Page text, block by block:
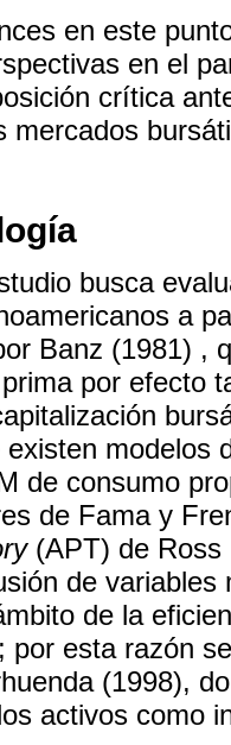
en este
en el
crítica
mercados
busca
a
Banz (1981) ,
por efecto
existen modelos
de consumo
de Fama y
(APT) de Ross
de
de la
por esta razón
(1998),
activos como